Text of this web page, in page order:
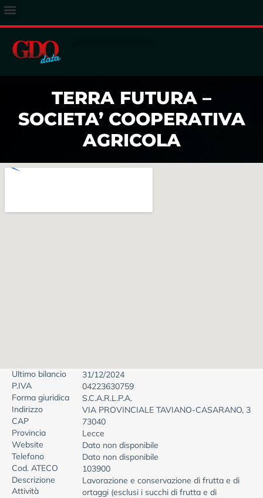
TERRA FUTURA –
SOCIETA’ COOPERATIVA
AGRICOLA
Ultimo bilancio
31/12/2024
P.IVA
04223630759
Forma giuridica
S.C.A.R.L.P.A.
Indirizzo
VIA PROVINCIALE TAVIANO-CASARANO, 3
CAP
73040
Provincia
Lecce
Website
Dato non disponibile
Telefono
Dato non disponibile
Cod. ATECO
103900
Descrizione
Attività
Lavorazione e conservazione di frutta e di
ortaggi (esclusi i succhi di frutta e di